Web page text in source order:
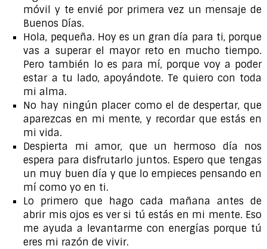
móvil y te envié por primera vez un mensaje de
Buenos Días.
Hola, pequeña. Hoy es un gran día para ti, porque
vas a superar el mayor reto en mucho tiempo.
Pero también lo es para mí, porque voy a poder
estar a tu lado, apoyándote. Te quiero con toda
mi alma.
No hay ningún placer como el de despertar, que
aparezcas en mi mente, y recordar que estás en
mi vida.
Despierta mi amor, que un hermoso día nos
espera para disfrutarlo juntos. Espero que tengas
un muy buen día y que lo empieces pensando en
mí como yo en ti.
Lo primero que hago cada mañana antes de
abrir mis ojos es ver si tú estás en mi mente. Eso
me ayuda a levantarme con energías porque tú
eres mi razón de vivir.